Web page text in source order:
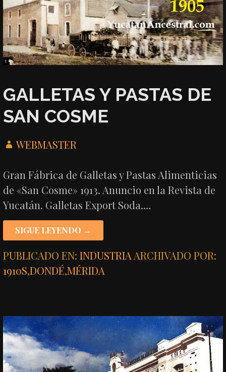
GALLETAS Y PASTAS DE
SAN COSME
WEBMASTER
Gran Fábrica de Galletas y Pastas Alimenticias
de «San Cosme» 1913. Anuncio en la Revista de
Yucatán. Galletas Export Soda.…
SIGUE LEYENDO →
PUBLICADO EN:INDUSTRIA ARCHIVADO POR:
1910S,DONDÉ,MÉRIDA